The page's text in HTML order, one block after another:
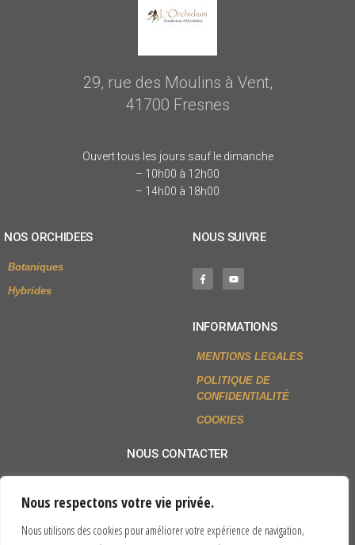
Nous respectons votre vie privée.
Nous utilisons des cookies pour améliorer votre expérience de navigation,
29, rue des Moulins à Vent,
41700 Fresnes
Ouvert tous les jours sauf le dimanche
– 10h00 à 12h00
– 14h00 à 18h00
NOS ORCHIDEES
Botaniques
Hybrides
NOUS SUIVRE
INFORMATIONS
MENTIONS LEGALES
POLITIQUE DE
CONFIDENTIALITÉ
COOKIES
NOUS CONTACTER
Envoyer un mail